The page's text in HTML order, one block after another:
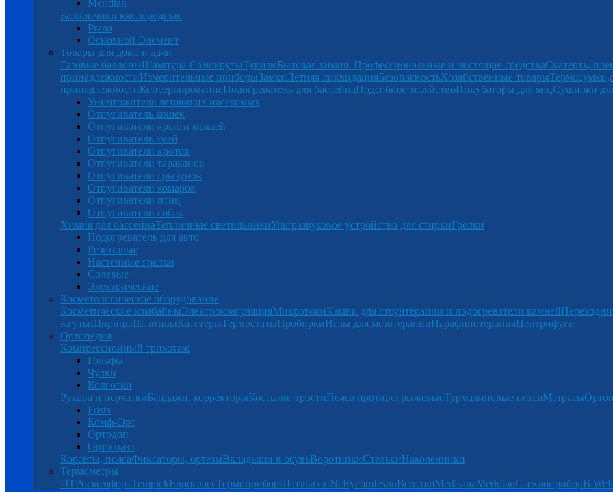
Meridian
Баллончики кислородные
Prana
Основной Элемент
Товары для дома и дачи
Газовые баллоныШампура-СамокрутыТуризмБытовая химия. Профессиональные и чистящие средстваСкатерть,
принадлежностиИзмерительные приборыЗамкиЛетняя ликвидацияБезопасностьХозяйственные товары
принадлежностиКонсервированиеПодогреватель для бассейнаПодсобное хозяйствоИнкубаторы для яицСушилки
Уничтожитель летающих насекомых
Отпугиватель кошек
Отпугиватели крыс и мышей
Отпугиватель змей
Отпугиватели кротов
Отпугиватели тараканов
Отпугиватели грызунов
Отпугиватели комаров
Отпугиватели птиц
Отпугиватели собак
Химия для бассейнаТепличные светильникиУльтразвуковое устройство для стиркиГрелки
Подогреватель для авто
Резиновые
Настенные грелки
Солевые
Электрические
Косметологическое оборудование
Косметические комбайныЭлектрокоагуляцияМикротокиКамни для стоунтерапии и подогреватели камней
жгутыШприцыШтативыКатетерыТермостатыПробиркиИглы для мезотерапииПарафинотерапияЦентрифуги
Ортопедия
Компрессионный трикотаж
Гольфы
Чулки
Колготки
Рукава и перчаткиБандажи, корректорыКостыли, тростиПояса противогрыжевыеТурмалиновые поясаМатрасы
Fosta
Комф-Орт
Ортодон
Орто пазл
Корсеты, поясаФиксаторы, ортезыВкладыши в обувьВоротникиСтелькиНаколенники
Термометры
DTРоскомфортTempickЕвроглассТермоприборШатлыгинNcRycomIesunBerrcomMedisanaMeridianСтеклоприборB.Well